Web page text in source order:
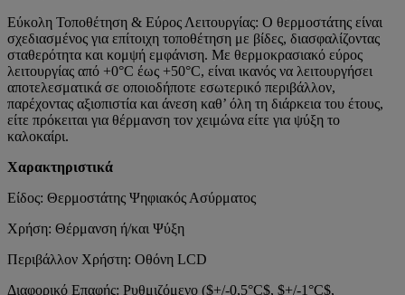
Εύκολη Τοποθέτηση & Εύρος Λειτουργίας: Ο θερμοστάτης είναι
σχεδιασμένος για επίτοιχη τοποθέτηση με βίδες, διασφαλίζοντας
σταθερότητα και κομψή εμφάνιση. Με θερμοκρασιακό εύρος
λειτουργίας από +0°C έως +50°C, είναι ικανός να λειτουργήσει
αποτελεσματικά σε οποιοδήποτε εσωτερικό περιβάλλον,
παρέχοντας αξιοπιστία και άνεση καθ’ όλη τη διάρκεια του έτους,
είτε πρόκειται για θέρμανση τον χειμώνα είτε για ψύξη το
καλοκαίρι.
Χαρακτηριστικά
Είδος: Θερμοστάτης Ψηφιακός Ασύρματος
Χρήση: Θέρμανση ή/και Ψύξη
Περιβάλλον Χρήστη: Οθόνη LCD
Διαφορικό Επαφής: Ρυθμιζόμενο ($+/-0,5°C$, $+/-1°C$,